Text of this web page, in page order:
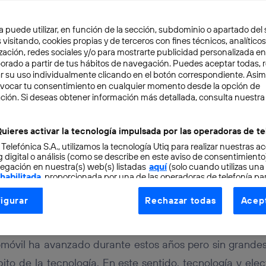
3 min
autónomo, cada vez
ha avanzado durante estos años pero sin
de la tecnología. En este sentido, tecnología y
puede utilizar, en función de la sección, subdominio o apartado del
visitando, cookies propias y de terceros con fines técnicos,
redes sociales y/o para mostrarte publicidad personalizada
a partir de tus hábitos de navegación. Puedes aceptar todas,
su uso individualmente clicando en el botón correspondiente.
tu consentimiento en cualquier momento desde la opción de
Si deseas obtener información más detallada, consulta nuestra
activar la tecnología impulsada por las operadoras de
S.A., utilizamos la tecnología Utiq para realizar nuestras
digital o análisis (como se describe en este aviso de
en nuestra(s) web(s) listadas aquí(solo cuando utilizas una
, proporcionada por una de las operadoras de telefonía
consentimiento en cada página web).
Utiq está diseñada con la privacidad como prioridad
dirección IP y otra información de la cuenta de cliente de
la conexión que utilizas (p. ej., número de teléfono móvil).
Rechazar todas